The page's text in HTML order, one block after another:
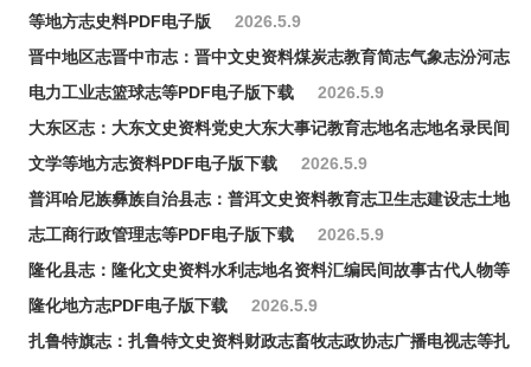
等地方志史料PDF电子版
2026.5.9
晋中地区志晋中市志：晋中文史资料煤炭志教育简志气象志汾河志
电力工业志篮球志等PDF电子版下载
2026.5.9
大东区志：大东文史资料党史大东大事记教育志地名志地名录民间
文学等地方志资料PDF电子版下载
2026.5.9
普洱哈尼族彝族自治县志：普洱文史资料教育志卫生志建设志土地
志工商行政管理志等PDF电子版下载
2026.5.9
隆化县志：隆化文史资料水利志地名资料汇编民间故事古代人物等
隆化地方志PDF电子版下载
2026.5.9
扎鲁特旗志：扎鲁特文史资料财政志畜牧志政协志广播电视志等扎